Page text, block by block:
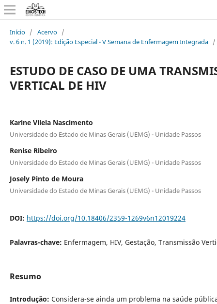
Início / Acervo /
v. 6 n. 1 (2019): Edição Especial - V Semana de Enfermagem Integrada /
ESTUDO DE CASO DE UMA
VERTICAL DE HIV
Karine Vilela Nascimento
Universidade do Estado de Minas Gerais (UEMG) - Unidade Passos
Renise Ribeiro
Universidade do Estado de Minas Gerais (UEMG) - Unidade Passos
Josely Pinto de Moura
Universidade do Estado de Minas Gerais (UEMG) - Unidade Passos
DOI: https://doi.org/10.18406/2359-1269v6n12019224
Palavras-chave: Enfermagem, HIV, Gestação, Transmissão
Resumo
Introdução: Considera-se ainda um problema na saúde